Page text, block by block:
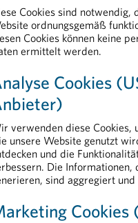
Health Data & Digital
Legal & Compliance
Patient Advocacy
gegen gefälschte
gegen kriminelle Netzwerke im
IM DETAIL
Erstattung von Arzneimitteln
Arzneimittelsicherheit
Cookies sind notwendig,
ordnungsgemäß
Cookies können keine
ermittelt werden.
Cookies
verwenden diese Cookies,
unsere Website genutzt
und die
Die Informationen,
sind aggregiert
Cookies